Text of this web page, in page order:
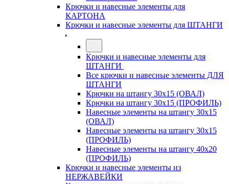
Крючки и навесные элементы для
КАРТОНА
Крючки и навесные элементы для ШТАНГИ
Крючки и навесные элементы для
ШТАНГИ
Все крючки и навесные элементы ДЛЯ
ШТАНГИ
Крючки на штангу 30х15 (ОВАЛ)
Крючки на штангу 30х15 (ПРОФИЛЬ)
Навесные элементы на штангу 30х15
(ОВАЛ)
Навесные элементы на штангу 30х15
(ПРОФИЛЬ)
Навесные элементы на штангу 40х20
(ПРОФИЛЬ)
Крючки и навесные элементы из
НЕРЖАВЕЙКИ